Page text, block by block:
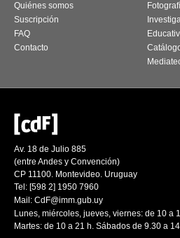
Quiénes somos
Suscripción
FAQ
Contacto
Av. 18 de Julio 885
(entre Andes y Convención)
CP 11100. Montevideo. Uruguay
Tel: [598 2] 1950 7960
Mail: CdF@imm.gub.uy
Lunes, miércoles, jueves, viernes: de 10 a
Martes: de 10 a 21 h. Sábados de 9.30 a